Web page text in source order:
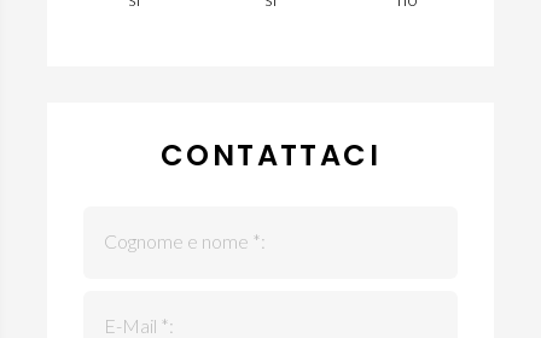
CONTATTACI
Cognome e nome *:
E-Mail *: